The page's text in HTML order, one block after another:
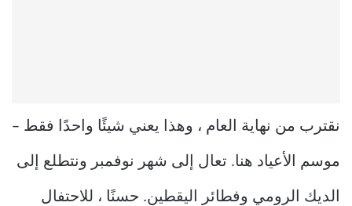
نقترب من نهاية العام ، وهذا يعني شيئًا واحدًا فقط –
موسم الأعياد هنا. تعال إلى شهر نوفمبر ونتطلع إلى
الديك الرومي وفطائر اليقطين. حسنًا ، للاحتفال